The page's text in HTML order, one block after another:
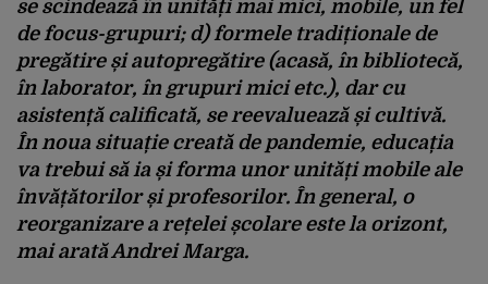
se scindează în unități mai mici, mobile, un fel
de focus-grupuri; d) formele tradiționale de
pregătire și autopregătire (acasă, în bibliotecă,
în laborator, în grupuri mici etc.), dar cu
asistență calificată, se reevaluează și cultivă.
În noua situație creată de pandemie, educația
va trebui să ia și forma unor unități mobile ale
învățătorilor și profesorilor. În general, o
reorganizare a rețelei școlare este la orizont,
mai arată Andrei Marga.